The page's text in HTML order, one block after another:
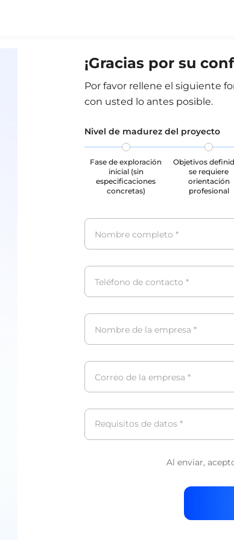
¡Gracias por su
Por favor rellene el siguiente
con usted lo antes posible.
Nivel de madurez del proyecto
Fase de exploración
inicial (sin
especificaciones
concretas)
Objetivos
se requiere
orientación
profesional
Nombre completo *
Teléfono de contacto *
Nombre de la empresa *
Correo de la empresa *
Requisitos de datos *
Al enviar,